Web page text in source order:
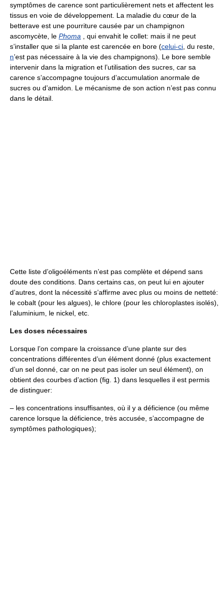
symptômes de carence sont particulièrement nets et affectent les
tissus en voie de développement. La maladie du cœur de la
betterave est une pourriture causée par un champignon
ascomycète, le Phoma , qui envahit le collet: mais il ne peut
s’installer que si la plante est carencée en bore (celui-ci , du reste,
n’est pas nécessaire à la vie des champignons). Le bore semble
intervenir dans la migration et l’utilisation des sucres, car sa
carence s’accompagne toujours d’accumulation anormale de
sucres ou d’amidon. Le mécanisme de son action n’est pas connu
dans le détail.
Cette liste d’oligoéléments n’est pas complète et dépend sans
doute des conditions. Dans certains cas, on peut lui en ajouter
d’autres, dont la nécessité s’affirme avec plus ou moins de netteté:
le cobalt (pour les algues), le chlore (pour les chloroplastes isolés),
l’aluminium, le nickel, etc.
Les doses nécessaires
Lorsque l’on compare la croissance d’une plante sur des
concentrations différentes d’un élément donné (plus exactement
d’un sel donné, car on ne peut pas isoler un seul élément), on
obtient des courbes d’action (fig. 1) dans lesquelles il est permis
de distinguer:
– les concentrations insuffisantes, où il y a déficience (ou même
carence lorsque la déficience, très accusée, s’accompagne de
symptômes pathologiques);